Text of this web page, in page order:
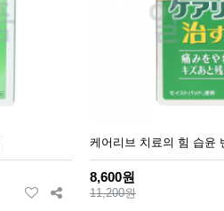
케어리브 치료의 힘 습윤
8,600원
11,200원